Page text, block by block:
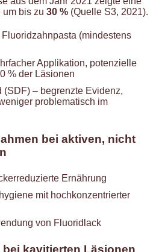
um bis zu 30 % (Quelle S3, 2021).
(mindestens
Applikation, potenzielle
% der Läsionen
(SDF) – begrenzte Evidenz,
problematisch im
bei aktiven, nicht
Ernährung
mit hochkonzentrierter
von Fluoridlack
kavitierten Läsionen